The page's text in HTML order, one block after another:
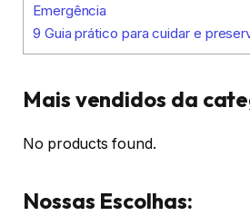
Emergência
9 Guia prático para cuidar e
Mais vendidos da
No products found.
Nossas Escolhas: